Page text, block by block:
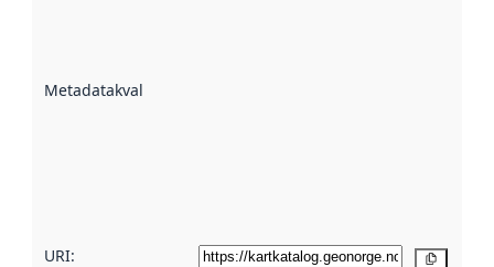
Metadatakvalitet
URI: